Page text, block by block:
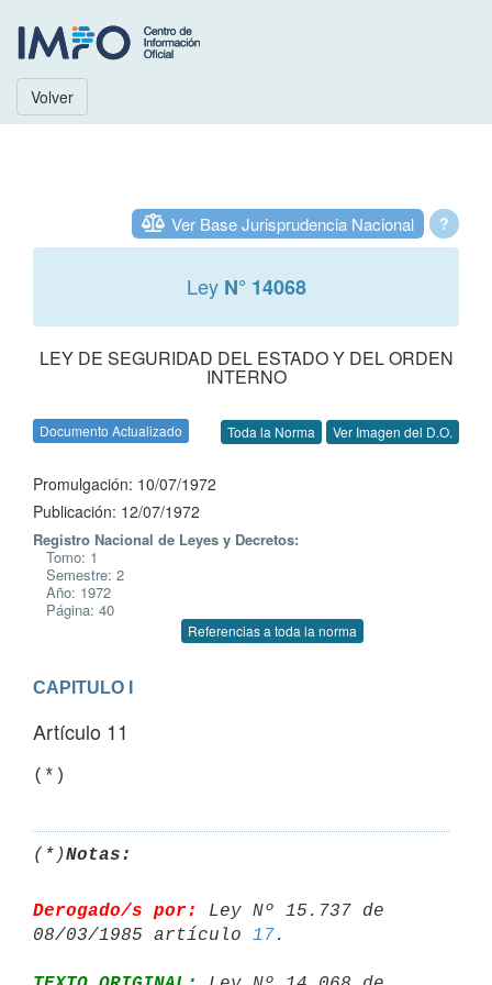
Volver
?
Ver Base Jurisprudencia Nacional
Ley N° 14068
LEY DE SEGURIDAD DEL ESTADO Y DEL ORDEN
INTERNO
Documento Actualizado Toda la Norma Ver Imagen del D.O.
Promulgación: 10/07/1972
Publicación: 12/07/1972
Registro Nacional de Leyes y Decretos:
Tomo: 1
Semestre: 2
Año: 1972
Página: 40
Referencias a toda la norma
CAPITULO I
Artículo 11
(*)
(*)Notas:
Derogado/s por:
Ley Nº 15.737 de
08/03/1985 artículo 17